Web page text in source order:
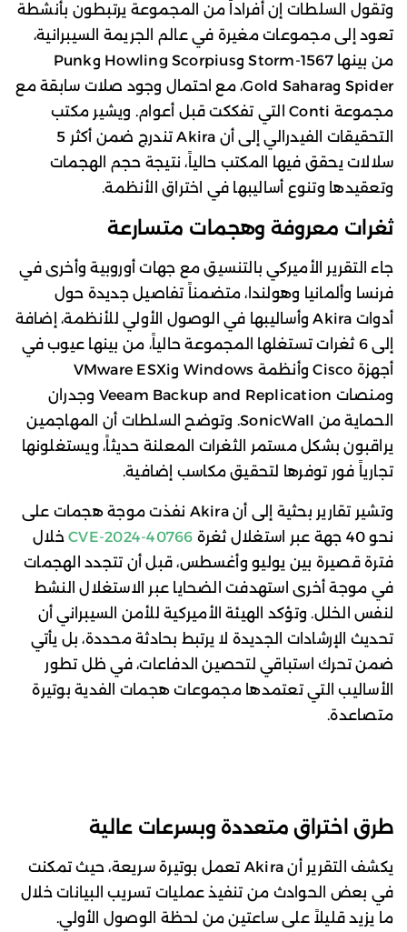
وتقول السلطات إن أفراداً من المجموعة يرتبطون بأنشطة
تعود إلى مجموعات مغيرة في عالم الجريمة السيبرانية،
من بينها Storm-1567 وHowling Scorpius وPunk
Spider وGold Sahara، مع احتمال وجود صلات سابقة مع
مجموعة Conti التي تفككت قبل أعوام. ويشير مكتب
التحقيقات الفيدرالي إلى أن Akira تندرج ضمن أكثر 5
سلالات يحقق فيها المكتب حالياً، نتيجة حجم الهجمات
وتعقيدها وتنوع أساليبها في اختراق الأنظمة.
ثغرات معروفة وهجمات متسارعة
جاء التقرير الأميركي بالتنسيق مع جهات أوروبية وأخرى في
فرنسا وألمانيا وهولندا، متضمناً تفاصيل جديدة حول
أدوات Akira وأساليبها في الوصول الأولي للأنظمة، إضافة
إلى 6 ثغرات تستغلها المجموعة حالياً، من بينها عيوب في
أجهزة Cisco وأنظمة Windows وVMware ESXi
ومنصات Veeam Backup and Replication وجدران
الحماية من SonicWall. وتوضح السلطات أن المهاجمين
يراقبون بشكل مستمر الثغرات المعلنة حديثاً، ويستغلونها
تجارياً فور توفرها لتحقيق مكاسب إضافية.
وتشير تقارير بحثية إلى أن Akira نفذت موجة هجمات على
نحو 40 جهة عبر استغلال ثغرة
CVE-2024-40766خلال
فترة قصيرة بين يوليو وأغسطس، قبل أن تتجدد الهجمات
في موجة أخرى استهدفت الضحايا عبر الاستغلال النشط
لنفس الخلل. وتؤكد الهيئة الأميركية للأمن السيبراني أن
تحديث الإرشادات الجديدة لا يرتبط بحادثة محددة، بل يأتي
ضمن تحرك استباقي لتحصين الدفاعات، في ظل تطور
الأساليب التي تعتمدها مجموعات هجمات الفدية بوتيرة
متصاعدة.
طرق اختراق متعددة وبسرعات عالية
يكشف التقرير أن Akira تعمل بوتيرة سريعة، حيث تمكنت
في بعض الحوادث من تنفيذ عمليات تسريب البيانات خلال
ما يزيد قليلاً على ساعتين من لحظة الوصول الأولي.